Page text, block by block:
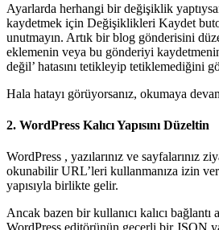
Ayarlarda herhangi bir değişiklik
kaydetmek için Değişiklikleri Kaydet
unutmayın. Artık bir blog gönderisini
eklemenin veya bu gönderiyi
değil’ hatasını tetikleyip tetiklemediğini
Hala hatayı görüyorsanız, okumaya
2. WordPress Kalıcı Yapısını Düzeltin
WordPress , yazılarınız ve sayfalarınız
okunabilir URL’leri kullanmanıza izin
yapısıyla birlikte gelir.
Ancak bazen bir kullanıcı kalıcı bağlantı